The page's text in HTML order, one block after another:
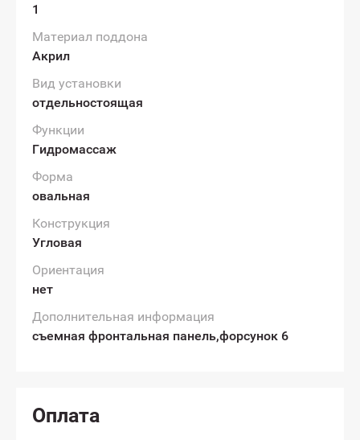
1
Материал поддона
Акрил
Вид установки
отдельностоящая
Функции
Гидромассаж
Форма
овальная
Конструкция
Угловая
Ориентация
нет
Дополнительная информация
съемная фронтальная панель,форсунок 6
Оплата